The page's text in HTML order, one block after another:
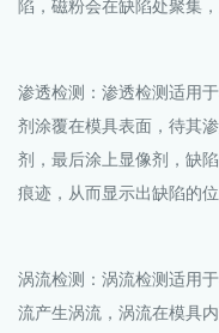
陷，磁粉会在缺陷处聚集
渗透检测：渗透检测适用
剂涂覆在模具表面，待其
剂，最后涂上显像剂，缺
痕迹，从而显示出缺陷的位
涡流检测：涡流检测适用
流产生涡流，涡流在模具